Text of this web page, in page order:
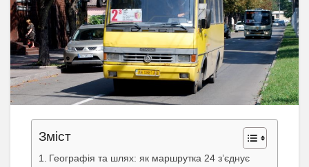
Зміст
Географія та шлях: як маршрутка 24 з’єднує